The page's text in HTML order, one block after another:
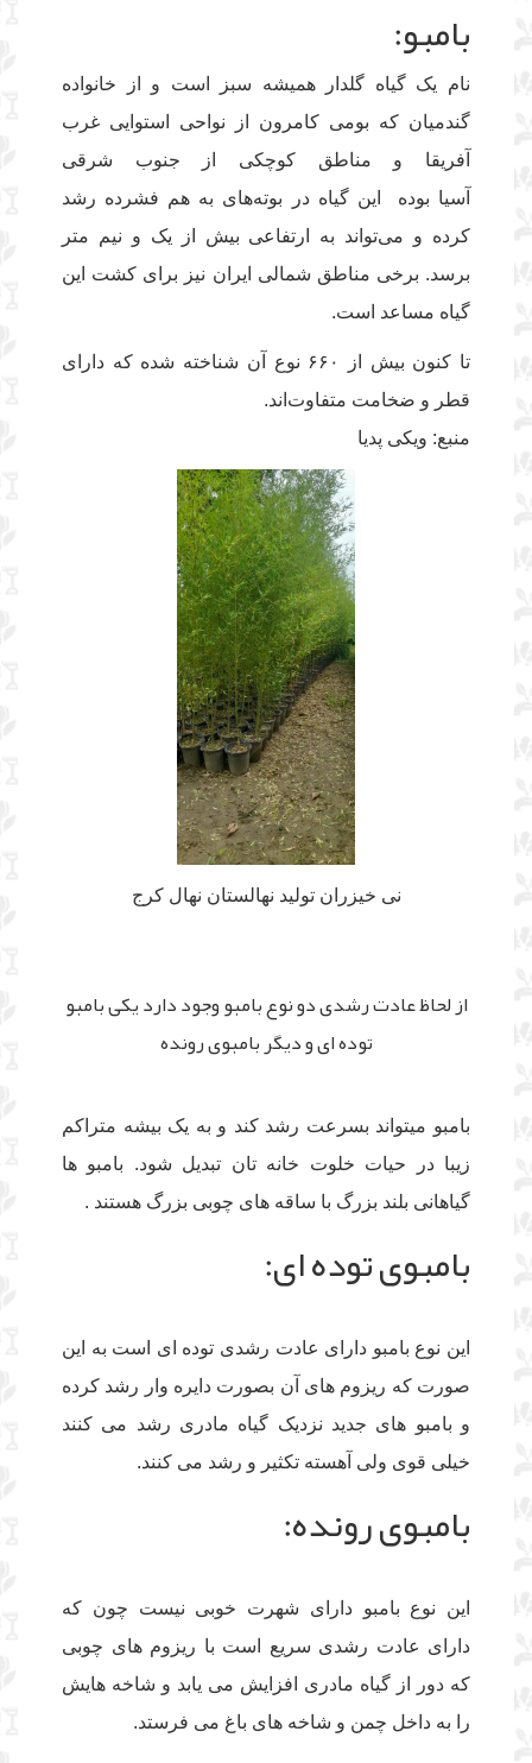
بامبو:
نام یک گیاه گلدار همیشه سبز است و از خانواده
گندمیان که بومی کامرون از نواحی استوایی غرب
آفریقا و مناطق کوچکی از جنوب شرقی
آسیا بوده این گیاه در بوته‌های به هم فشرده رشد
کرده و می‌تواند به ارتفاعی بیش از یک و نیم متر
برسد. برخی مناطق شمالی ایران نیز برای کشت این
گیاه مساعد است.
تا کنون بیش از ۶۶۰ نوع آن شناخته شده که دارای
قطر و ضخامت متفاوت‌اند.
منبع: ویکی پدیا
نی خیزران تولید نهالستان نهال کرج
از لحاظ عادت رشدی دو نوع بامبو وجود دارد یکی بامبو
توده ای و دیگر بامبوی رونده
بامبو میتواند بسرعت رشد کند و به یک بیشه متراکم
زیبا در حیات خلوت خانه تان تبدیل شود. بامبو ها
گیاهانی بلند بزرگ با ساقه های چوبی بزرگ هستند .
بامبوی توده ای:
این نوع بامبو دارای عادت رشدی توده ای است به این
صورت که ریزوم های آن بصورت دایره وار رشد کرده
و بامبو های جدید نزدیک گیاه مادری رشد می کنند
خیلی قوی ولی آهسته تکثیر و رشد می کنند.
بامبوی رونده:
این نوع بامبو دارای شهرت خوبی نیست چون که
دارای عادت رشدی سریع است با ریزوم های چوبی
که دور از گیاه مادری افزایش می یابد و شاخه هایش
را به داخل چمن و شاخه های باغ می فرستد.